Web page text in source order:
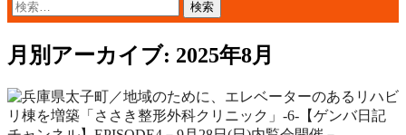
検
索:
月別アーカイブ: 2025年8月